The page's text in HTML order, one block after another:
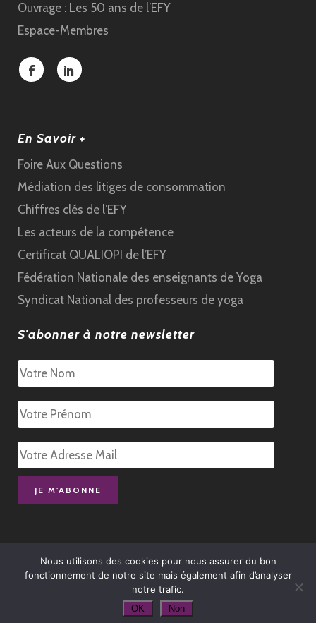
Ouvrage : Les 50 ans de l’EFY
Espace-Membres
En Savoir +
Foire Aux Questions
Médiation des litiges de consommation
Chiffres clés de l’EFY
Les acteurs de la compétence
Certificat QUALIOPI de l’EFY
Fédération Nationale des enseignants de Yoga
Syndicat National des professeurs de yoga
S'abonner à notre newsletter
© 1972-2025 – École Française de Yoga |Mentions Légales
Politique de
Protection de vos Données Personnelles
Nous utilisons des cookies pour nous assurer du bon
fonctionnement de notre site mais également afin d’analyser
notre trafic.
OK Non